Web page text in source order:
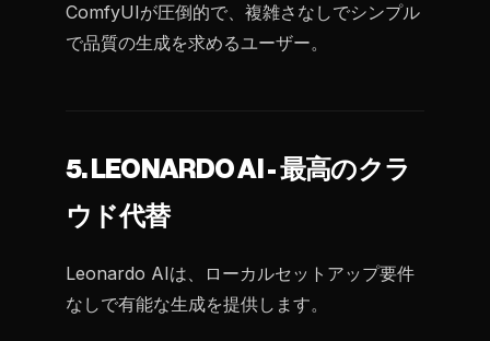
ComfyUIが圧倒的で、複雑さなしでシンプル
で品質の生成を求めるユーザー。
5. LEONARDO AI - 最高のクラ
ウド代替
Leonardo AIは、ローカルセットアップ要件
なしで有能な生成を提供します。